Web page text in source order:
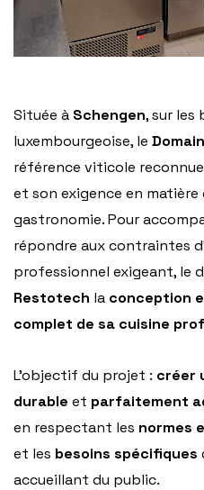
Située à Schengen, sur les
luxembourgeoise, le
référence viticole
et son exigence en matière
gastronomie. Pour
répondre aux contraintes
professionnel exigeant, le
Restotech la conception
complet de sa cuisine
L’objectif du projet : créer
durable et parfaitement
en respectant les normes
et les besoins spécifiques
accueillant du public.